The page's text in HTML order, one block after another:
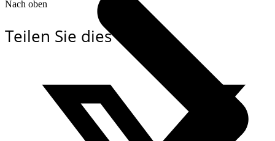
Nach oben
Teilen Sie dies